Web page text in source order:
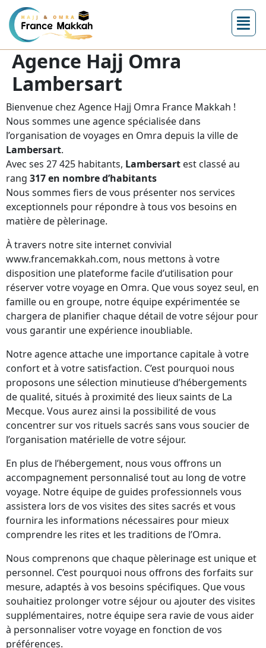
Agence Hajj Omra
Lambersart
Bienvenue chez Agence Hajj Omra France Makkah !
Nous sommes une agence spécialisée dans
l’organisation de voyages en Omra depuis la ville de
Lambersart.
Avec ses 27 425 habitants, Lambersart est classé au
rang 317 en nombre d’habitants
Nous sommes fiers de vous présenter nos services
exceptionnels pour répondre à tous vos besoins en
matière de pèlerinage.
À travers notre site internet convivial
www.francemakkah.com, nous mettons à votre
disposition une plateforme facile d’utilisation pour
réserver votre voyage en Omra. Que vous soyez seul, en
famille ou en groupe, notre équipe expérimentée se
chargera de planifier chaque détail de votre séjour pour
vous garantir une expérience inoubliable.
Notre agence attache une importance capitale à votre
confort et à votre satisfaction. C’est pourquoi nous
proposons une sélection minutieuse d’hébergements
de qualité, situés à proximité des lieux saints de La
Mecque. Vous aurez ainsi la possibilité de vous
concentrer sur vos rituels sacrés sans vous soucier de
l’organisation matérielle de votre séjour.
En plus de l’hébergement, nous vous offrons un
accompagnement personnalisé tout au long de votre
voyage. Notre équipe de guides professionnels vous
assistera lors de vos visites des sites sacrés et vous
fournira les informations nécessaires pour mieux
comprendre les rites et les traditions de l’Omra.
Nous comprenons que chaque pèlerinage est unique et
personnel. C’est pourquoi nous offrons des forfaits sur
mesure, adaptés à vos besoins spécifiques. Que vous
souhaitiez prolonger votre séjour ou ajouter des visites
supplémentaires, notre équipe sera ravie de vous aider
à personnaliser votre voyage en fonction de vos
préférences.